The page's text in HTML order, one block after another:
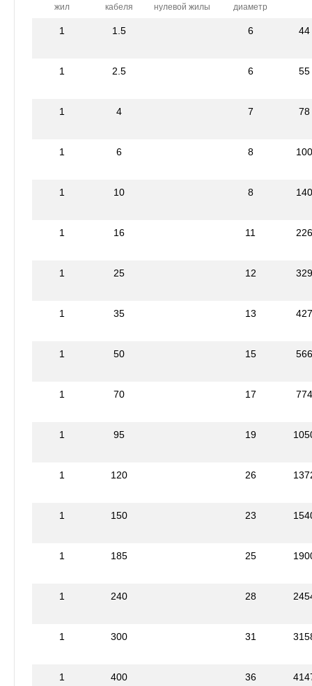
жил
кабеля
нулевой жилы
диаметр
1 1.5 6 44
1 2.5 6 55
1 4 7 78
1 6 8 100
1 10 8 140
1 16 11 226
1 25 12 329
1 35 13 427
1 50 15 566
1 70 17 774
1 95 19
1 120 26
1 150 23
1 185 25
1 240 28
1 300 31
1 400 36